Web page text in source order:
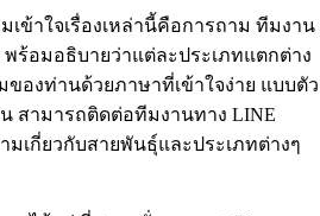
เข้าใจเรื่องเหล่านี้คือการถาม ทีมงาน
พร้อมอธิบายว่าแต่ละประเภทแตกต่าง
องท่านด้วยภาษาที่เข้าใจง่าย แบบตัว
สามารถติดต่อทีมงานทาง LINE
ามเกี่ยวกับสายพันธุ์และประเภทต่างๆ